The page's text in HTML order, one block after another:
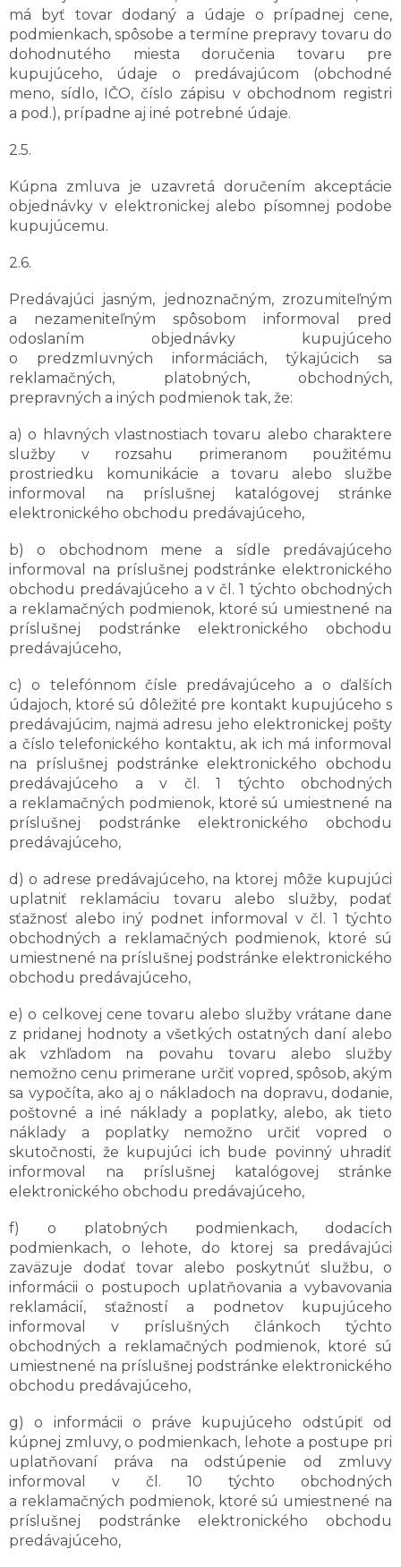
má byť tovar dodaný a údaje o prípadnej cene,
podmienkach, spôsobe a termíne prepravy tovaru do
dohodnutého miesta doručenia tovaru pre
kupujúceho, údaje o predávajúcom (obchodné
meno, sídlo, IČO, číslo zápisu v obchodnom registri
a pod.), prípadne aj iné potrebné údaje.
2.5.
Kúpna zmluva je uzavretá doručením akceptácie
objednávky v elektronickej alebo písomnej podobe
kupujúcemu.
2.6.
Predávajúci jasným, jednoznačným, zrozumiteľným
a nezameniteľným spôsobom informoval pred
odoslaním objednávky kupujúceho
o predzmluvných informáciách, týkajúcich sa
reklamačných, platobných, obchodných,
prepravných a iných podmienok tak, že:
a) o hlavných vlastnostiach tovaru alebo charaktere
služby v rozsahu primeranom použitému
prostriedku komunikácie a tovaru alebo službe
informoval na príslušnej katalógovej stránke
elektronického obchodu predávajúceho,
b) o obchodnom mene a sídle predávajúceho
informoval na príslušnej podstránke elektronického
obchodu predávajúceho a v čl. 1 týchto obchodných
a reklamačných podmienok, ktoré sú umiestnené na
príslušnej podstránke elektronického obchodu
predávajúceho,
c) o telefónnom čísle predávajúceho a o ďalších
údajoch, ktoré sú dôležité pre kontakt kupujúceho s
predávajúcim, najmä adresu jeho elektronickej pošty
a číslo telefonického kontaktu, ak ich má informoval
na príslušnej podstránke elektronického obchodu
predávajúceho a v čl. 1 týchto obchodných
a reklamačných podmienok, ktoré sú umiestnené na
príslušnej podstránke elektronického obchodu
predávajúceho,
d) o adrese predávajúceho, na ktorej môže kupujúci
uplatniť reklamáciu tovaru alebo služby, podať
sťažnosť alebo iný podnet informoval v čl. 1 týchto
obchodných a reklamačných podmienok, ktoré sú
umiestnené na príslušnej podstránke elektronického
obchodu predávajúceho,
e) o celkovej cene tovaru alebo služby vrátane dane
z pridanej hodnoty a všetkých ostatných daní alebo
ak vzhľadom na povahu tovaru alebo služby
nemožno cenu primerane určiť vopred, spôsob, akým
sa vypočíta, ako aj o nákladoch na dopravu, dodanie,
poštovné a iné náklady a poplatky, alebo, ak tieto
náklady a poplatky nemožno určiť vopred o
skutočnosti, že kupujúci ich bude povinný uhradiť
informoval na príslušnej katalógovej stránke
elektronického obchodu predávajúceho,
f) o platobných podmienkach, dodacích
podmienkach, o lehote, do ktorej sa predávajúci
zaväzuje dodať tovar alebo poskytnúť službu, o
informácii o postupoch uplatňovania a vybavovania
reklamácií, sťažností a podnetov kupujúceho
informoval v príslušných článkoch týchto
obchodných a reklamačných podmienok, ktoré sú
umiestnené na príslušnej podstránke elektronického
obchodu predávajúceho,
g) o informácii o práve kupujúceho odstúpiť od
kúpnej zmluvy, o podmienkach, lehote a postupe pri
uplatňovaní práva na odstúpenie od zmluvy
informoval v čl. 10 týchto obchodných
a reklamačných podmienok, ktoré sú umiestnené na
príslušnej podstránke elektronického obchodu
predávajúceho,